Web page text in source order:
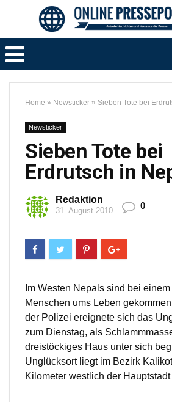
Home » Newsticker » Sieben Tote bei
Newsticker
Sieben Tote bei
Erdrutsch in
Redaktion
31. August 2010 0
Im Westen Nepals sind bei
Menschen ums Leben
der Polizei ereignete sich das
zum Dienstag, als
dreistöckiges Haus unter sich
Unglücksort liegt im Bezirk
Kilometer westlich der